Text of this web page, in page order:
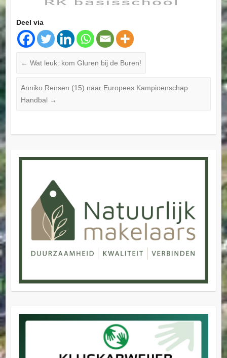
Deel via
← Wat leuk: kom Gluren bij de Buren!
Anniko Rensen (15) naar Europees Kampioenschap
Handbal →